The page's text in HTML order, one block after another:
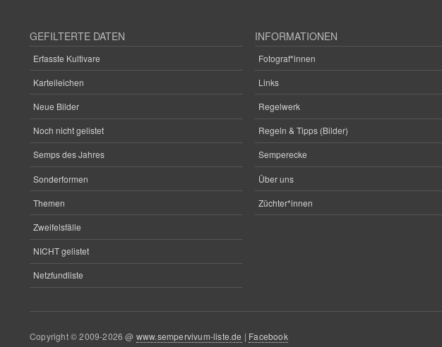
GEFILTERTE DATEN
Erfasste Kultivare
Karteileichen
Neue Bilder
Noch nicht gelistet
Semps des Jahres
Sonderformen
Themen
Zweifelsfälle
NICHT gelistet
Netzfundliste
INFORMATIONEN
Fotograf*innen
Links
Regelwerk
Regeln & Tipps (Bilder)
Semperecke
Über uns
Züchter*innen
Copyright © 2009-2026 @ www.sempervivum-liste.de | Facebook